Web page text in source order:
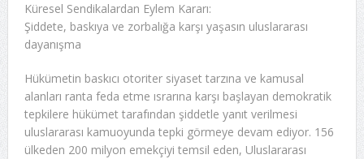
Küresel Sendikalardan Eylem Kararı:
Şiddete, baskıya ve zorbalığa karşı yaşasın uluslararası
dayanışma
Hükümetin baskıcı otoriter siyaset tarzına ve kamusal
alanları ranta feda etme ısrarına karşı başlayan demokratik
tepkilere hükümet tarafından şiddetle yanıt verilmesi
uluslararası kamuoyunda tepki görmeye devam ediyor. 156
ülkeden 200 milyon emekçiyi temsil eden, Uluslararası